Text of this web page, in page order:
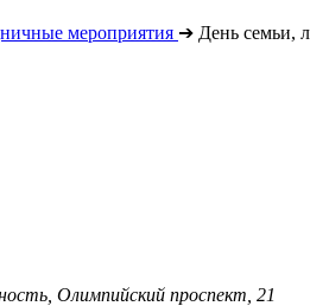
мероприятия ➔ День семьи,
Олимпийский проспект, 21